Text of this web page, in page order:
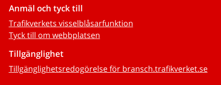
Anmäl och tyck till
Trafikverkets visselblåsarfunktion
Tyck till om webbplatsen
Tillgänglighet
Tillgänglighetsredogörelse för bransch.trafikverket.se